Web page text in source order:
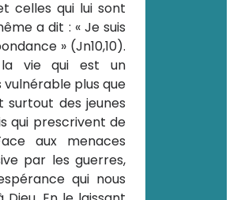
celles qui lui sont
a dit : « Je suis
» (Jn10,10).
la vie qui est un
plus que
surtout des jeunes
qui prescrivent de
aux menaces
par les guerres,
qui nous